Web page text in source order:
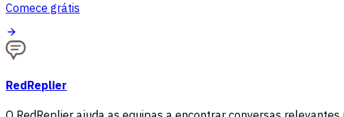
Comece grátis
RedReplier